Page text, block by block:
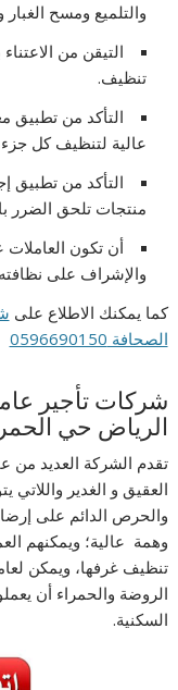
والتلميع ومسح
التيقن من
تنظيف.
التأكد من تطبيق
عالية لتنظيف كل
التأكد من تطبيق
منتجات تلحق الضرر
أن تكون
والإشراف على
كما يمكنك الاطلاع على
الصحافة 0596690150
شركات تأجير
الرياض حي
تقدم الشركة العديد من
العقيق و الغدير واللاتي
والحرص الدائم على
وهمة عالية؛ ويمكنهم
تنظيف غرفها، ويمكن
الروضة والحمراء أن
السكنية.